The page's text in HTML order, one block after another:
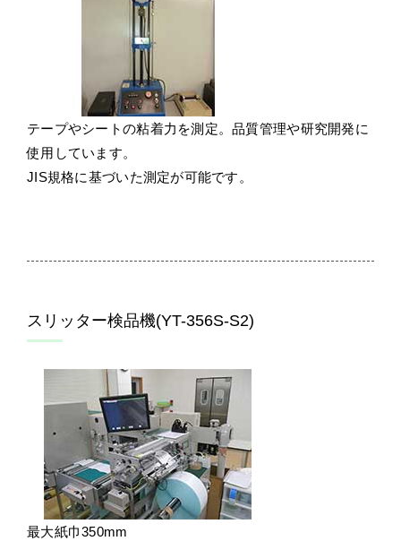
テープやシートの粘着力を測定。品質管理や研究開発に
使用しています。
JIS規格に基づいた測定が可能です。
スリッター検品機(YT-356S-S2)
最大紙巾350mm